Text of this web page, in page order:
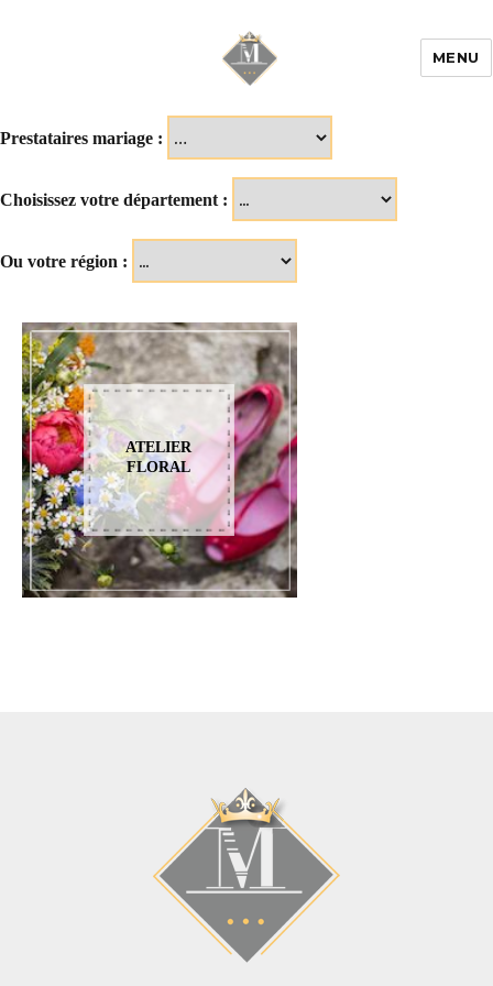
MENU
Prestataires mariage :
Choisissez votre département :
Ou votre région :
ATELIER
FLORAL